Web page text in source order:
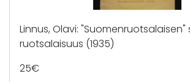
Linnus, Olavi:
ruotsalaisuus (1935)
25€